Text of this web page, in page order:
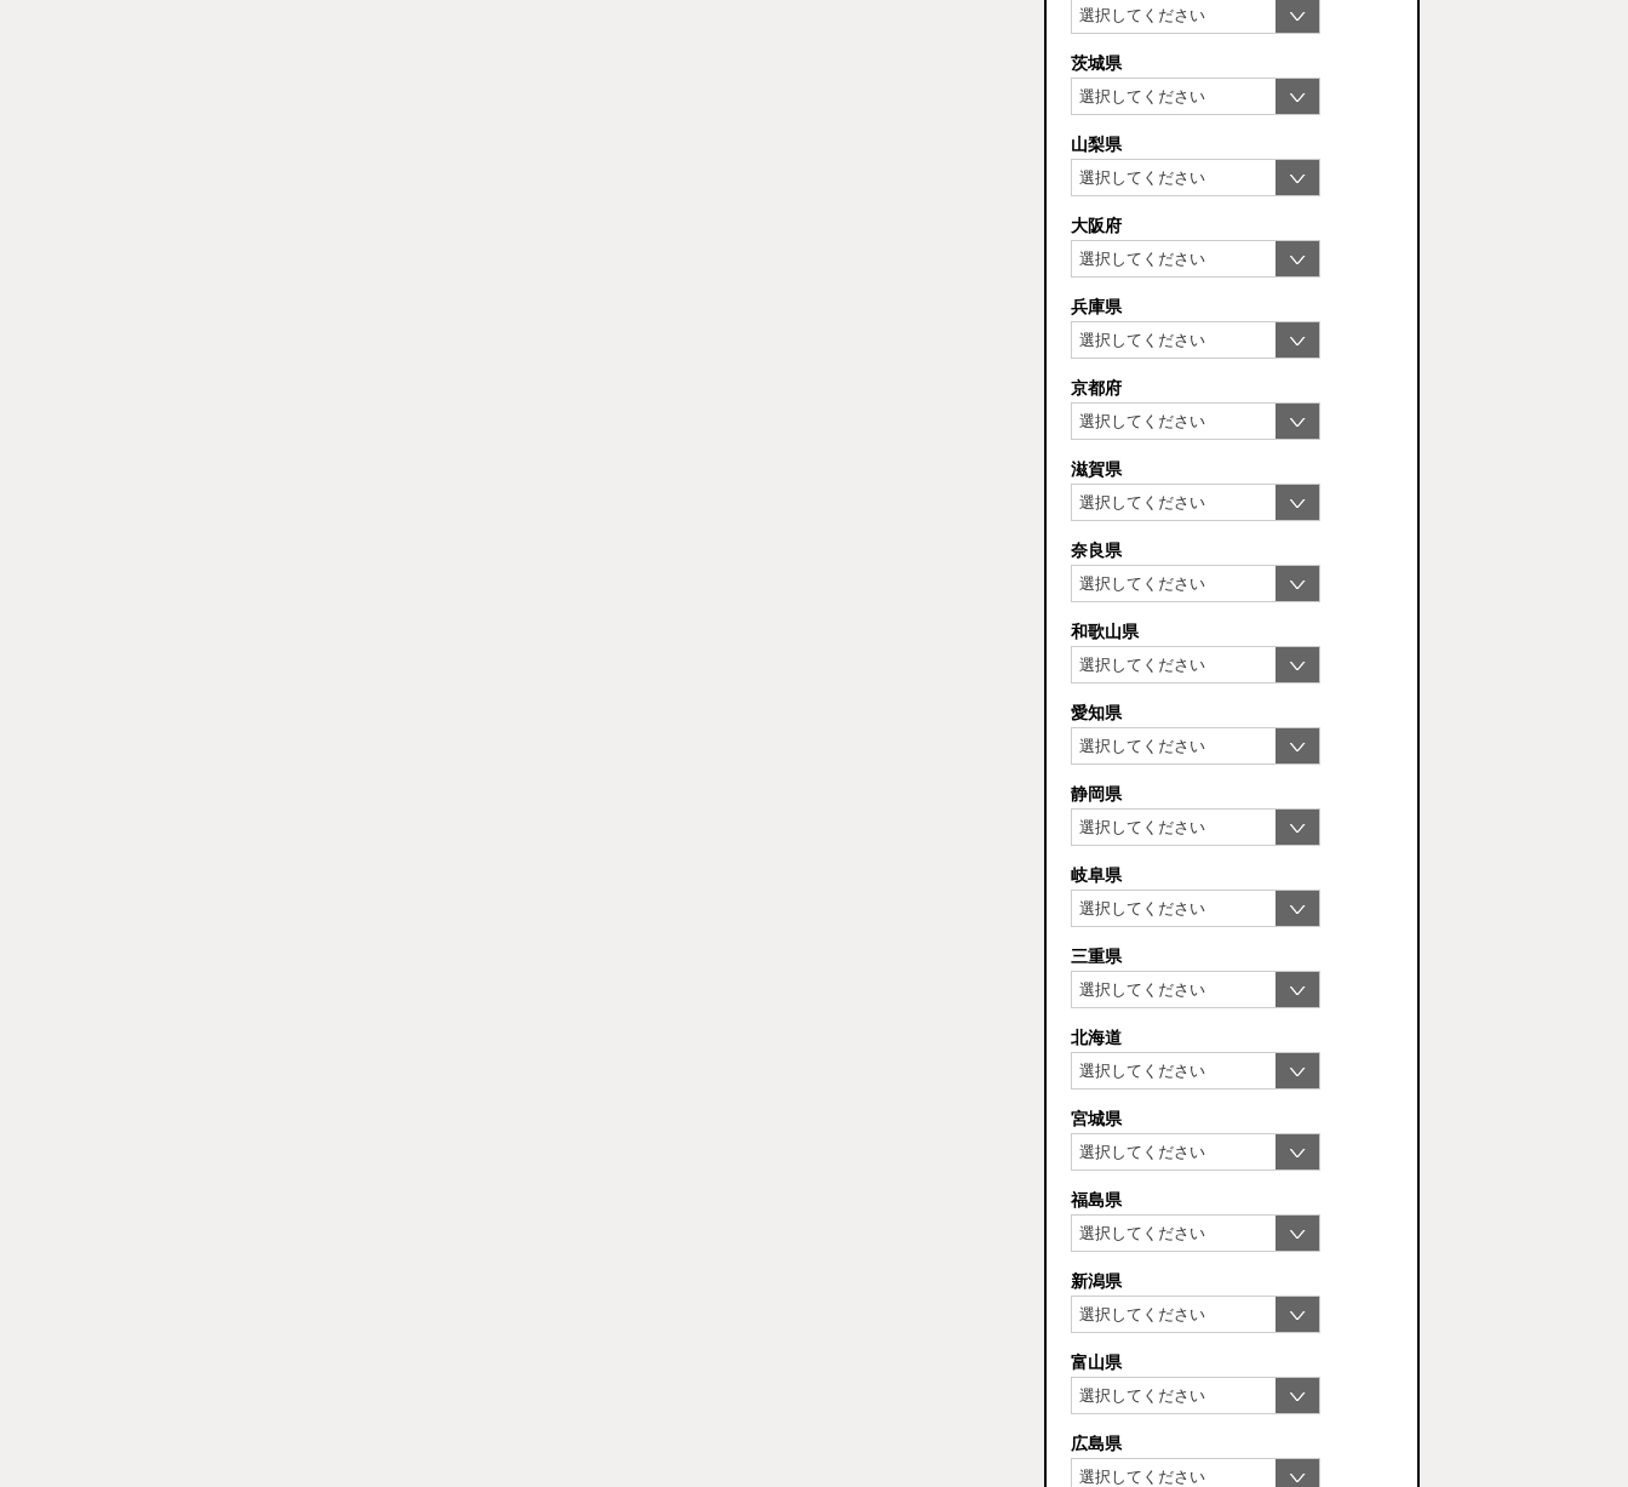
茨城県
山梨県
大阪府
兵庫県
京都府
滋賀県
奈良県
和歌山県
愛知県
静岡県
岐阜県
三重県
北海道
宮城県
福島県
新潟県
富山県
広島県